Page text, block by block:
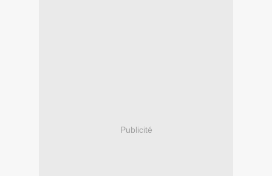
Publicité